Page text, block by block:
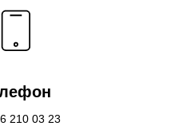
210 03 23